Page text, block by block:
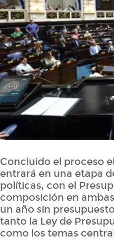
Concluido el proceso
entrará en una etapa
políticas, con el
composición en
un año sin
tanto la Ley de
como los temas